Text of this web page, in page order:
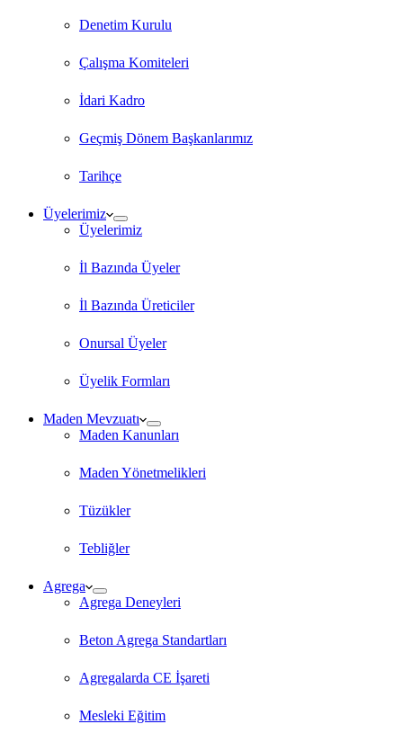
Denetim Kurulu
Çalışma Komiteleri
İdari Kadro
Geçmiş Dönem Başkanlarımız
Tarihçe
Üyelerimiz
Üyelerimiz
İl Bazında Üyeler
İl Bazında Üreticiler
Onursal Üyeler
Üyelik Formları
Maden Mevzuatı
Maden Kanunları
Maden Yönetmelikleri
Tüzükler
Tebliğler
Agrega
Agrega Deneyleri
Beton Agrega Standartları
Agregalarda CE İşareti
Mesleki Eğitim